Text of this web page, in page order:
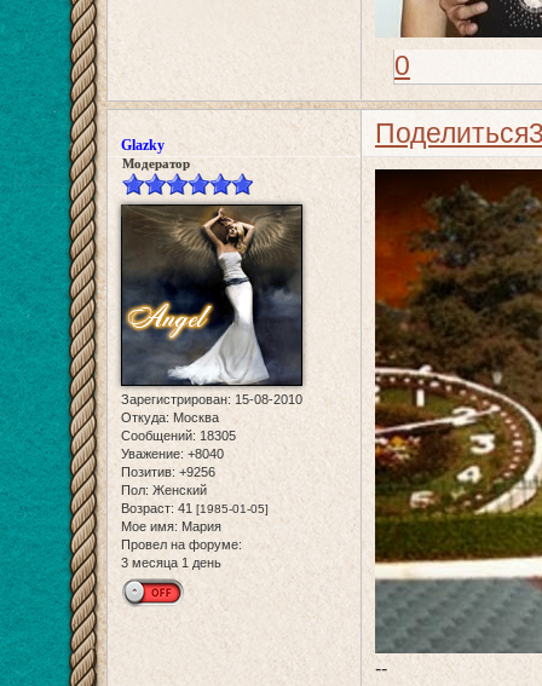
0
Поделиться
Glazky
Модератор
Зарегистрирован: 15-08-2010
Откуда: Москва
Сообщений: 18305
Уважение: +8040
Позитив: +9256
Пол: Женский
Возраст: 41 [1985-01-05]
Мое имя: Мария
Провел на форуме:
3 месяца 1 день
--